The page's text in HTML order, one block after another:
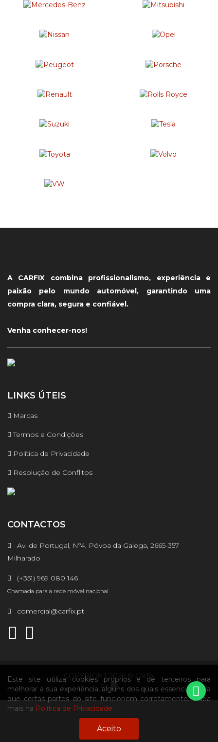
A CARFIX combina profissionalismo, experiência e
paixão pelo mundo automóvel, garantindo uma
compra clara, segura e confiável.
Venha conhecer-nos!
LINKS ÚTEIS
Marcas
Termos e Condições
Política de Privacidade
Resolução de Conflitos
CONTACTOS
Av. de Portugal, Nº4, Póvoa da Galega, 2665-357
Milharado
(+351) 969 080 146
Chamada para a rede móvel nacional
comercial@carfix.pt
COPYRIGHT 2026 © Carfix
by
Este site utiliza cookies próprios e de terceiros para
melhorar a sua experiência, alguns dos quais essenciais para
que certas partes do site funcionem corretamente. Saiba
mais na Política de Privacidade.
Aceito